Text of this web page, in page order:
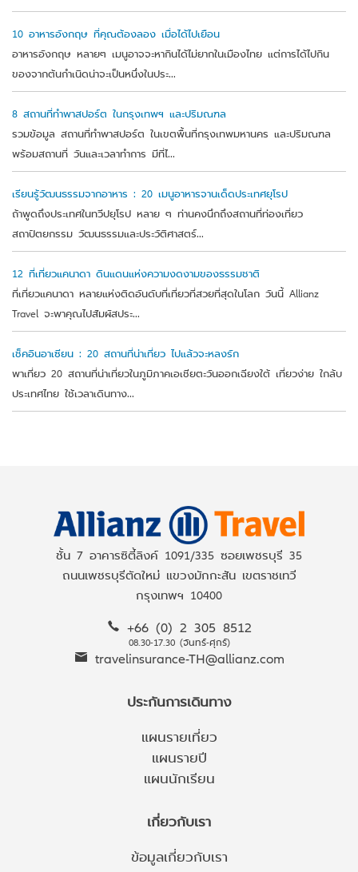
10 อาหารอังกฤษ ที่คุณต้องลอง เมื่อได้ไปเยือน
อาหารอังกฤษ หลายๆ เมนูอาจจะหากินได้ไม่ยากในเมืองไทย แต่การได้ไปกิน
ของจากต้นกำเนิดน่าจะเป็นหนึ่งในประ...
8 สถานที่ทำพาสปอร์ต ในกรุงเทพฯ และปริมณฑล
รวมข้อมูล สถานที่ทำพาสปอร์ต ในเขตพื้นที่กรุงเทพมหานคร และปริมณฑล
พร้อมสถานที่ วันและเวลาทำการ มีที่ไ...
เรียนรู้วัฒนธรรมจากอาหาร : 20 เมนูอาหารจานเด็ดประเทศยุโรป
ถ้าพูดถึงประเทศในทวีปยุโรป หลาย ๆ ท่านคงนึกถึงสถานที่ท่องเที่ยว
สถาปัตยกรรม วัฒนธรรมและประวัติศาสตร์...
12 ที่เที่ยวแคนาดา ดินแดนแห่งความงดงามของธรรมชาติ
ที่เที่ยวแคนาดา หลายแห่งติดอันดับที่เที่ยวที่สวยที่สุดในโลก วันนี้ Allianz
Travel จะพาคุณไปสัมผัสประ...
เช็คอินอาเซียน : 20 สถานที่น่าเที่ยว ไปแล้วจะหลงรัก
พาเที่ยว 20 สถานที่น่าเที่ยวในภูมิภาคเอเชียตะวันออกเฉียงใต้ เที่ยวง่าย ใกล้บ
ประเทศไทย ใช้เวลาเดินทาง...
ชั้น 7 อาคารซิตี้ลิงค์ 1091/335 ซอยเพชรบุรี 35
ถนนเพชรบุรีตัดใหม่ แขวงมักกะสัน เขตราชเทวี
กรุงเทพฯ 10400
+66 (0) 2 305 8512
08.30-17.30 (จันทร์-ศุกร์)
travelinsurance-TH@allianz.com
ประกันการเดินทาง
แผนรายเที่ยว
แผนรายปี
แผนนักเรียน
เกี่ยวกับเรา
ข้อมูลเกี่ยวกับเรา